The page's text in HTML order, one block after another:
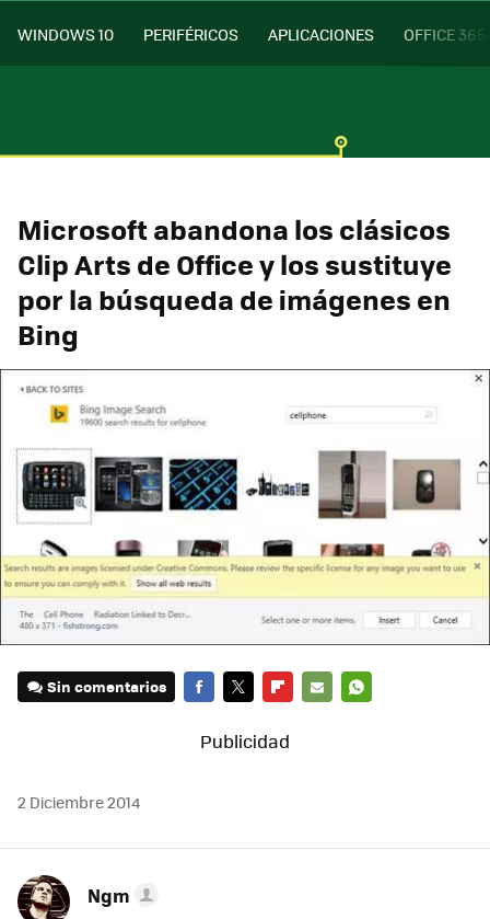
WINDOWS 10 PERIFÉRICOS APLICACIONES OFFICE 365
Microsoft abandona los clásicos
Clip Arts de Office y los sustituye
por la búsqueda de imágenes en
Bing
Sin comentarios
2 Diciembre 2014
Ngm